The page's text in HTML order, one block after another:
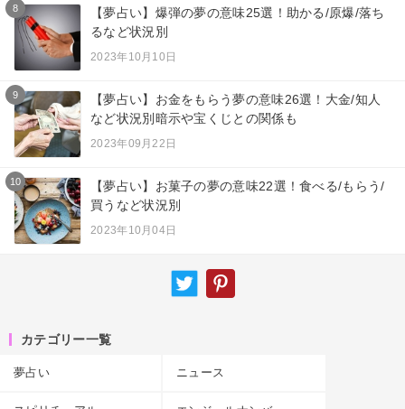
8
【夢占い】爆弾の夢の意味25選！助かる/原爆/落ち
るなど状況別
2023年10月10日
9
【夢占い】お金をもらう夢の意味26選！大金/知人
など状況別暗示や宝くじとの関係も
2023年09月22日
10
【夢占い】お菓子の夢の意味22選！食べる/もらう/
買うなど状況別
2023年10月04日
カテゴリー一覧
夢占い ニュース